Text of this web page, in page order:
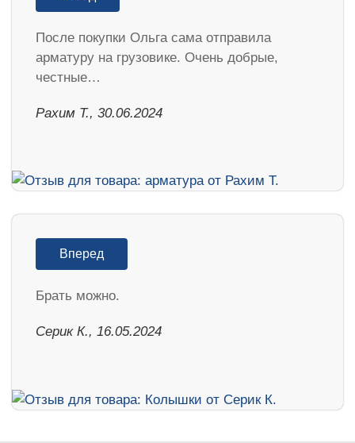
После покупки Ольга сама отправила
арматуру на грузовике. Очень добрые,
честные…
Рахим Т., 30.06.2024
Вперед
Брать можно.
Серик К., 16.05.2024